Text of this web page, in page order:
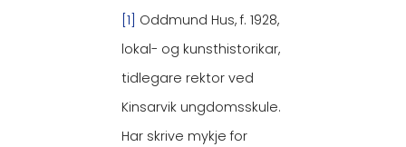
[1] Oddmund Hus, f. 1928,
lokal- og kunsthistorikar,
tidlegare rektor ved
Kinsarvik ungdomsskule.
Har skrive mykje for